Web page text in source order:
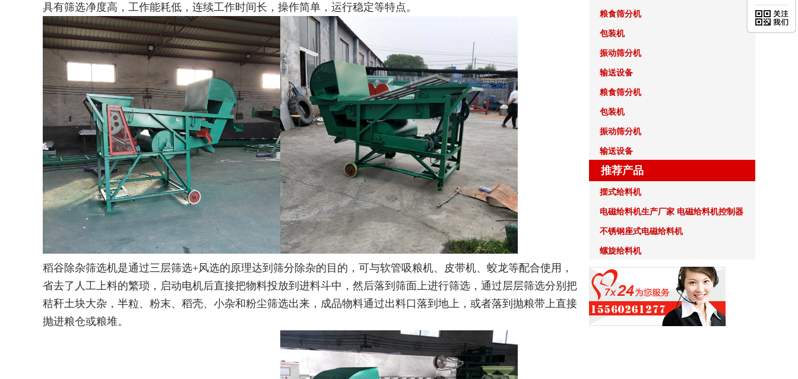
具有筛选净度高，工作能耗低，连续工作时间长，操作简单，运行稳定等特点。
稻谷除杂筛选机是通过三层筛选+风选的原理达到筛分除杂的目的，可与软管吸粮机、皮带机、蛟龙等配合使用，
省去了人工上料的繁琐，启动电机后直接把物料投放到进料斗中，然后落到筛面上进行筛选，通过层层筛选分别把
秸秆土块大杂，半粒、粉末、稻壳、小杂和粉尘筛选出来，成品物料通过出料口落到地上，或者落到抛粮带上直接
抛进粮仓或粮堆。
粮食筛分机
包装机
振动筛分机
输送设备
粮食筛分机
包装机
振动筛分机
输送设备
推荐产品
摆式给料机
电磁给料机生产厂家 电磁给料机控制器
不锈钢座式电磁给料机
螺旋给料机